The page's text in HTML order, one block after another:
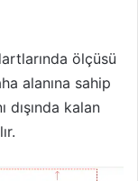
ölçüsü
alanına sahip
dışında kalan